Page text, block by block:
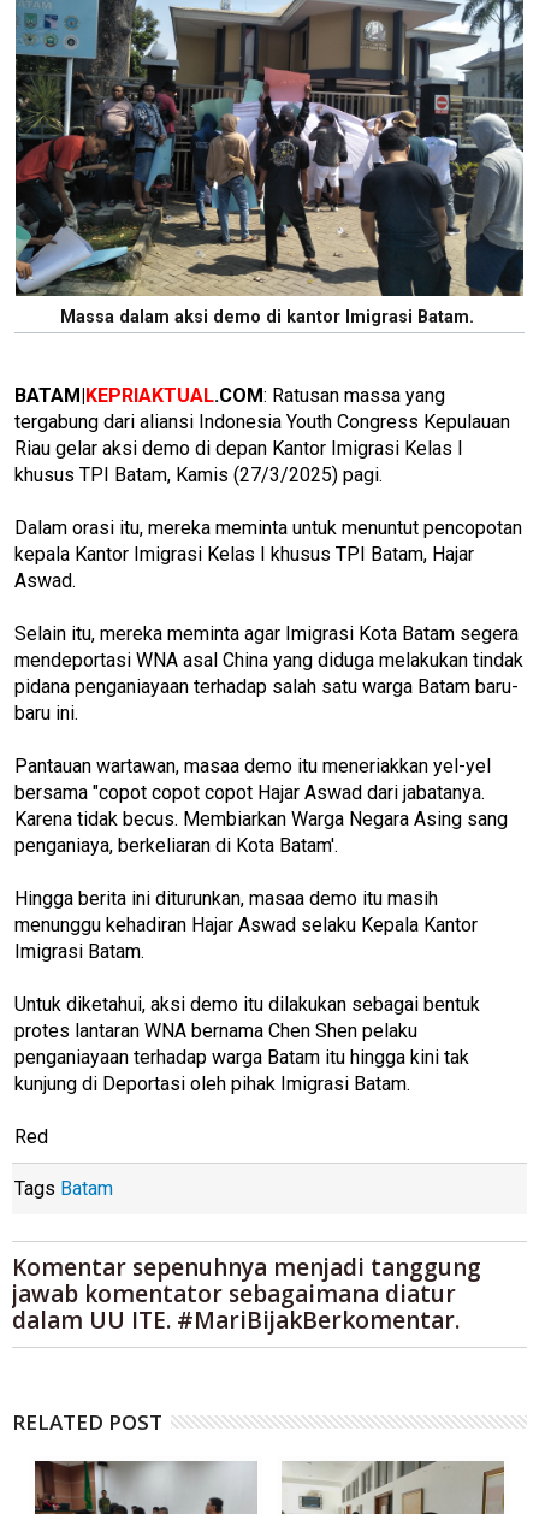
Massa dalam aksi demo di kantor Imigrasi Batam.
BATAM|KEPRIAKTUAL.COM: Ratusan massa yang
tergabung dari aliansi Indonesia Youth Congress Kepulauan
Riau gelar aksi demo di depan Kantor Imigrasi Kelas I
khusus TPI Batam, Kamis (27/3/2025) pagi.
Dalam orasi itu, mereka meminta untuk menuntut pencopotan
kepala Kantor Imigrasi Kelas I khusus TPI Batam, Hajar
Aswad.
Selain itu, mereka meminta agar Imigrasi Kota Batam segera
mendeportasi WNA asal China yang diduga melakukan tindak
pidana penganiayaan terhadap salah satu warga Batam baru-
baru ini.
Pantauan wartawan, masaa demo itu meneriakkan yel-yel
bersama "copot copot copot Hajar Aswad dari jabatanya.
Karena tidak becus. Membiarkan Warga Negara Asing sang
penganiaya, berkeliaran di Kota Batam'.
Hingga berita ini diturunkan, masaa demo itu masih
menunggu kehadiran Hajar Aswad selaku Kepala Kantor
Imigrasi Batam.
Untuk diketahui, aksi demo itu dilakukan sebagai bentuk
protes lantaran WNA bernama Chen Shen pelaku
penganiayaan terhadap warga Batam itu hingga kini tak
kunjung di Deportasi oleh pihak Imigrasi Batam.
Red
Tags Batam
Komentar sepenuhnya menjadi tanggung
jawab komentator sebagaimana diatur
dalam UU ITE. #MariBijakBerkomentar.
RELATED POST